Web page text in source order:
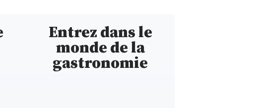
Entrez dans le
monde de la
gastronomie